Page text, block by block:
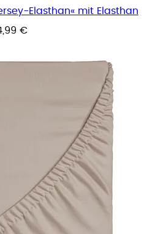
Elasthan« mit Elasthan
€